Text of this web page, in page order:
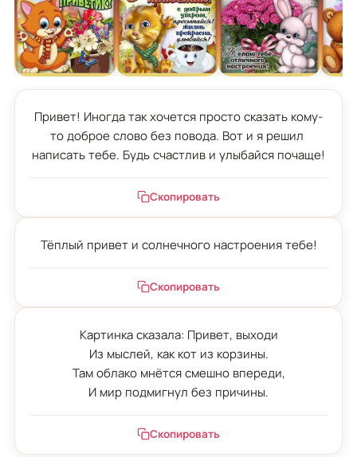
Привет! Иногда так хочется просто сказать кому-
то доброе слово без повода. Вот и я решил
написать тебе. Будь счастлив и улыбайся почаще!
Скопировать
Тёплый привет и солнечного настроения тебе!
Скопировать
Картинка сказала: Привет, выходи
Из мыслей, как кот из корзины.
Там облако мнётся смешно впереди,
И мир подмигнул без причины.
Скопировать